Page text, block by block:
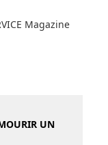
Magazine
UN